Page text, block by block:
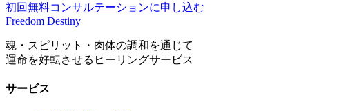
初回無料コンサルテーションに申し込む
Freedom Destiny
魂・スピリット・肉体の調和を通じて
運命を好転させるヒーリングサービス
サービス